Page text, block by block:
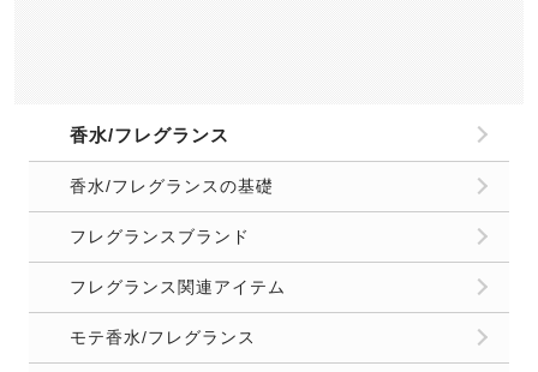
香水/フレグランス
香水/フレグランスの基礎
フレグランスブランド
フレグランス関連アイテム
モテ香水/フレグランス